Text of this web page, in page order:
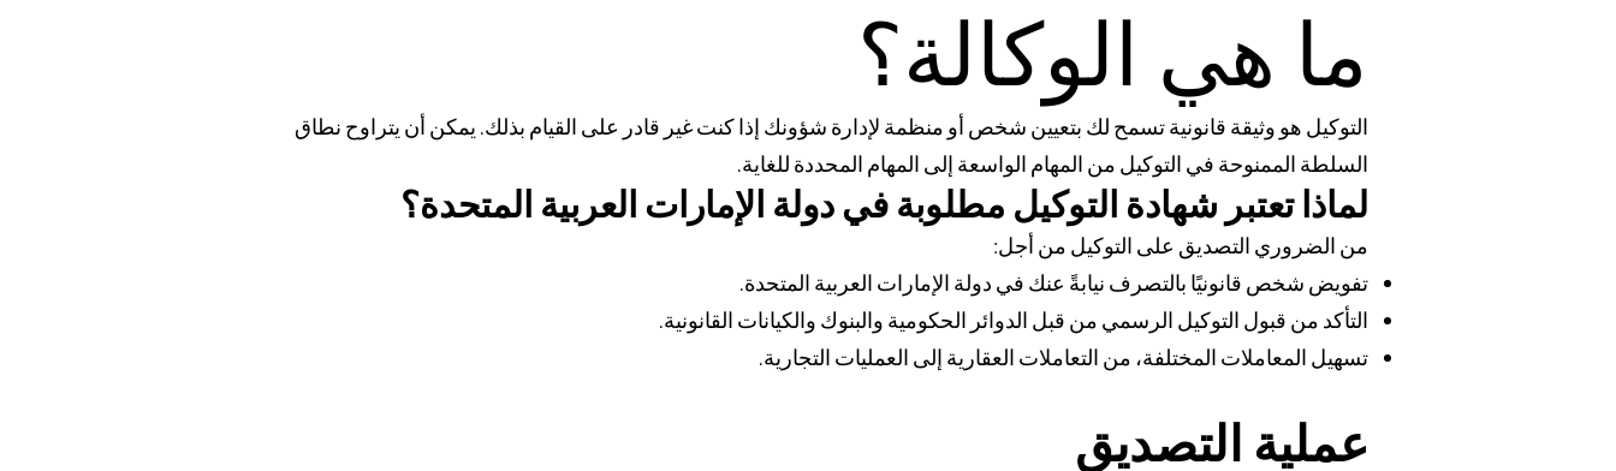
ما هي الوكالة؟
التوكيل هو وثيقة قانونية تسمح لك بتعيين شخص أو منظمة لإدارة شؤونك إذا كنت غير قادر على القيام بذلك. يمكن أن يتراوح نطاق
السلطة الممنوحة في التوكيل من المهام الواسعة إلى المهام المحددة للغاية.
لماذا تعتبر شهادة التوكيل مطلوبة في دولة الإمارات العربية المتحدة؟
من الضروري التصديق على التوكيل من أجل:
تفويض شخص قانونيًا بالتصرف نيابةً عنك في دولة الإمارات العربية المتحدة.
التأكد من قبول التوكيل الرسمي من قبل الدوائر الحكومية والبنوك والكيانات القانونية.
تسهيل المعاملات المختلفة، من التعاملات العقارية إلى العمليات التجارية.
عملية التصديق